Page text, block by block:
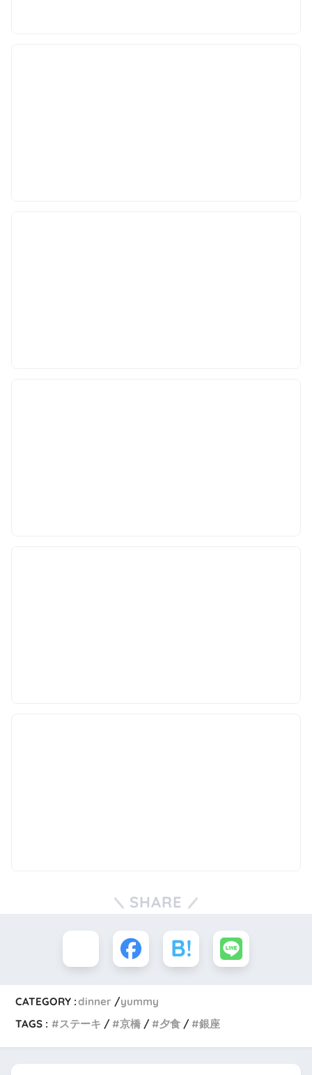
SHARE
CATEGORY :dinner
yummy
TAGS :
ステーキ 京橋 夕食 銀座